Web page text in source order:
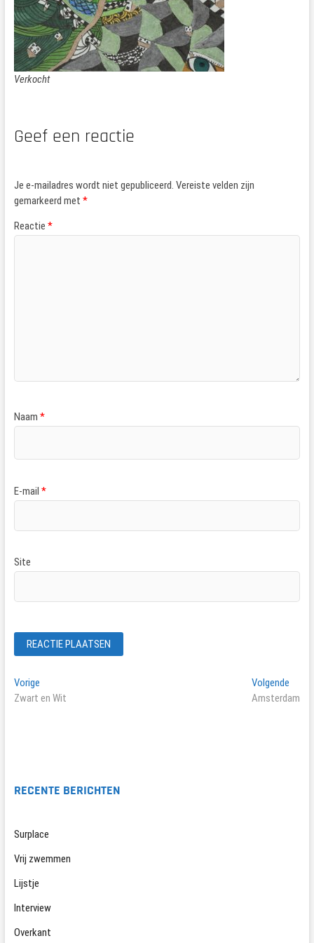
Verkocht
Geef een reactie
Je e-mailadres wordt niet gepubliceerd. Vereiste velden zijn
gemarkeerd met *
Reactie *
Naam *
E-mail *
Site
Bericht
navigatie
VorigeVorig
bericht:
Zwart en Wit
Volgende
Amsterdam
RECENTE BERICHTEN
Surplace
Vrij zwemmen
Lijstje
Interview
Overkant